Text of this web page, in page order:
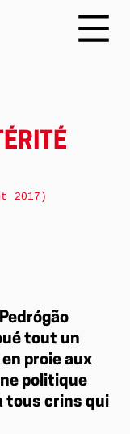
tout un
proie aux
politique
tous crins qui
2017)